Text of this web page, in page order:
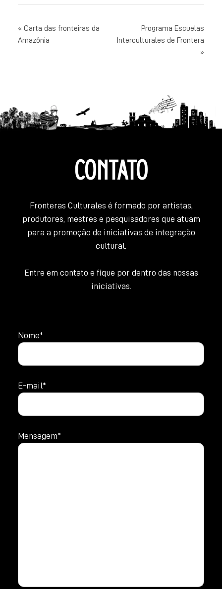
NAVEGAÇÃO
POST
Carta das fronteiras da
Amazônia
Programa Escuelas
Interculturales de Frontera
CONTATO
Fronteras Culturales é formado por artistas,
produtores, mestres e pesquisadores que atuam
para a promoção de iniciativas de integração
cultural.
Entre em contato e fique por dentro das nossas
iniciativas.
Nome*
E-mail*
Mensagem*